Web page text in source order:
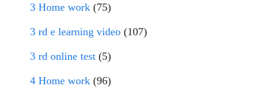
3 Home work (75)
3 rd e learning video (107)
3 rd online test (5)
4 Home work (96)